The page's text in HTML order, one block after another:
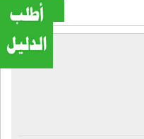
المزيد
| جمالونات -